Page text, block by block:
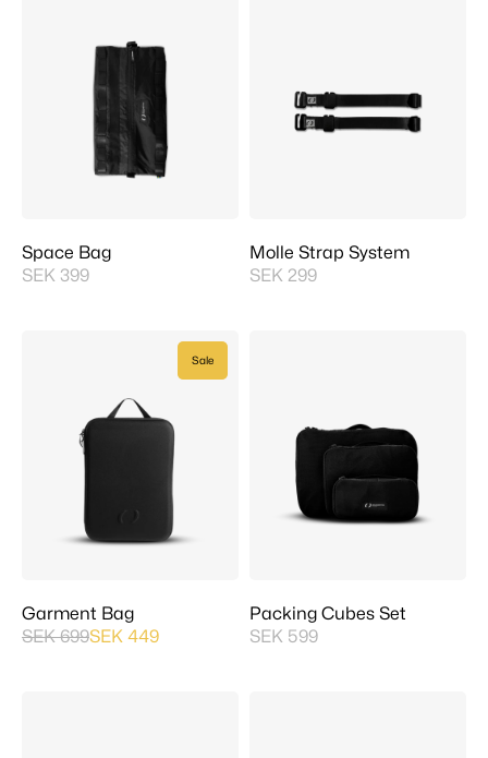
Space Bag
SEK 399
Molle Strap System
SEK 299
Sale
Garment Bag
SEK 699SEK 449
Packing Cubes Set
SEK 599